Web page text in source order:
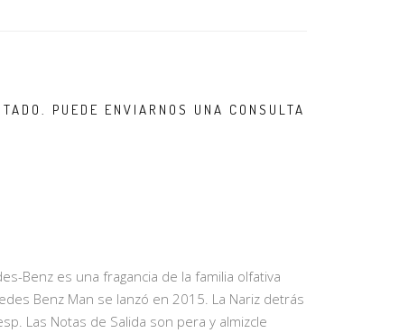
PUEDE ENVIARNOS UNA CONSULTA
Benz es una fragancia de la familia olfativa
Benz Man se lanzó en 2015. La Nariz detrás
Las Notas de Salida son pera y almizcle